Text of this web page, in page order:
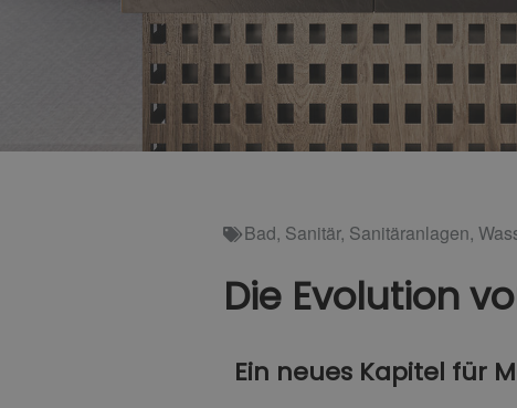
Bad, Sanitär, Sanitäranlagen,
Die Evolution
Ein neues Kapitel für